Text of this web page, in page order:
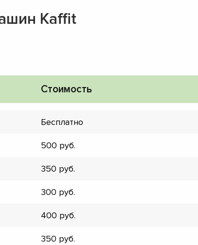
Kaffit
Стоимость
Бесплатно
500
350
300
400
350